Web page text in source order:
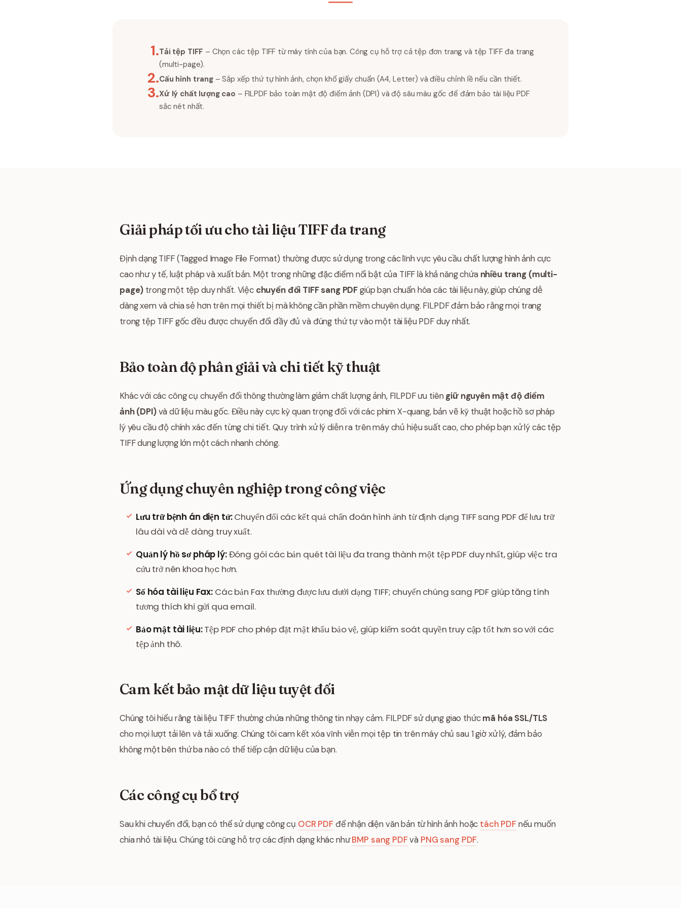
1.Tải tệp TIFF – Chọn các tệp TIFF từ máy tính của bạn. Công cụ hỗ trợ cả tệp đơn trang và tệp TIFF đa trang
(multi-page).
2.Cấu hình trang– Sắp xếp thứ tự hình ảnh, chọn khổ giấy chuẩn (A4, Letter) và điều chỉnh lề nếu cần thiết.
3.Xử lý chất lượng cao – FILPDF bảo toàn mật độ điểm ảnh (DPI) và độ sâu màu gốc để đảm bảo tài liệu PDF
sắc nét nhất.
Giải pháp tối ưu cho tài liệu TIFF đa trang
Định dạng TIFF (Tagged Image File Format) thường được sử dụng trong các lĩnh vực yêu cầu chất lượng hình ảnh cực
cao như y tế, luật pháp và xuất bản. Một trong những đặc điểm nổi bật của TIFF là khả năng chứa nhiều trang (multi-
page) trong một tệp duy nhất. Việc chuyển đổi TIFF sang PDFgiúp bạn chuẩn hóa các tài liệu này, giúp chúng dễ
dàng xem và chia sẻ hơn trên mọi thiết bị mà không cần phần mềm chuyên dụng. FILPDF đảm bảo rằng mọi trang
trong tệp TIFF gốc đều được chuyển đổi đầy đủ và đúng thứ tự vào một tài liệu PDF duy nhất.
Bảo toàn độ phân giải và chi tiết kỹ thuật
Khác với các công cụ chuyển đổi thông thường làm giảm chất lượng ảnh, FILPDF ưu tiêngiữ nguyên mật độ điểm
ảnh (DPI)và dữ liệu màu gốc. Điều này cực kỳ quan trọng đối với các phim X-quang, bản vẽ kỹ thuật hoặc hồ sơ pháp
lý yêu cầu độ chính xác đến từng chi tiết. Quy trình xử lý diễn ra trên máy chủ hiệu suất cao, cho phép bạn xử lý các tệp
TIFF dung lượng lớn một cách nhanh chóng.
Ứng dụng chuyên nghiệp trong công việc
Lưu trữ bệnh án điện tử:Chuyển đổi các kết quả chẩn đoán hình ảnh từ định dạng TIFF sang PDF để lưu trữ
lâu dài và dễ dàng truy xuất.
Quản lý hồ sơ pháp lý:Đóng gói các bản quét tài liệu đa trang thành một tệp PDF duy nhất, giúp việc tra
cứu trở nên khoa học hơn.
Số hóa tài liệu Fax: Các bản Fax thường được lưu dưới dạng TIFF; chuyển chúng sang PDF giúp tăng tính
tương thích khi gửi qua email.
Bảo mật tài liệu:Tệp PDF cho phép đặt mật khẩu bảo vệ, giúp kiểm soát quyền truy cập tốt hơn so với các
tệp ảnh thô.
Cam kết bảo mật dữ liệu tuyệt đối
Chúng tôi hiểu rằng tài liệu TIFF thường chứa những thông tin nhạy cảm. FILPDF sử dụng giao thứcmã hóa SSL/TLS
cho mọi lượt tải lên và tải xuống. Chúng tôi cam kết xóa vĩnh viễn mọi tệp tin trên máy chủ sau 1 giờ xử lý, đảm bảo
không một bên thứ ba nào có thể tiếp cận dữ liệu của bạn.
Các công cụ bổ trợ
Sau khi chuyển đổi, bạn có thể sử dụng công cụ OCR PDFđể nhận diện văn bản từ hình ảnh hoặc tách PDFnếu muốn
chia nhỏ tài liệu. Chúng tôi cũng hỗ trợ các định dạng khác nhưBMP sang PDFvà PNG sang PDF.